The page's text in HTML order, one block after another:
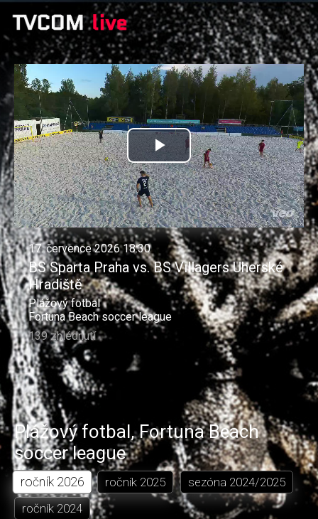
Přehrát
video
17. července 2026 18:30
BS Sparta Praha vs. BS Villagers Uherské
Hradiště
Plážový fotbal
Fortuna Beach soccer league
139 zhlédnutí
Plážový fotbal,Fortuna Beach
soccer league
ročník 2026 ročník 2025 sezóna 2024/2025
ročník2024